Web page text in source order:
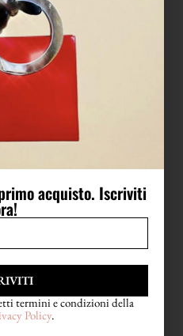
da una 40 (S) ma sono stati
(M/L).
acquisto. Iscriviti
termini e condizioni della
Policy.